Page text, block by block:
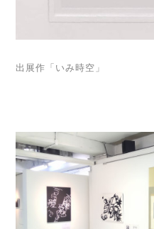
出展作「いみ時空」